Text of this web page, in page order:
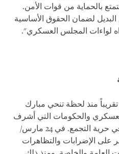
بالحماية من قوات الأمن.
لضمان الحقوق الأساسية
لواءات المجلس العسكري".
منذ لحظة تنحي مبارك
والحكومات التي أشرف
عليها الحد من حق المصريين في حرية التجمع. في 24 مارس/
الإضرابات والتظاهرات